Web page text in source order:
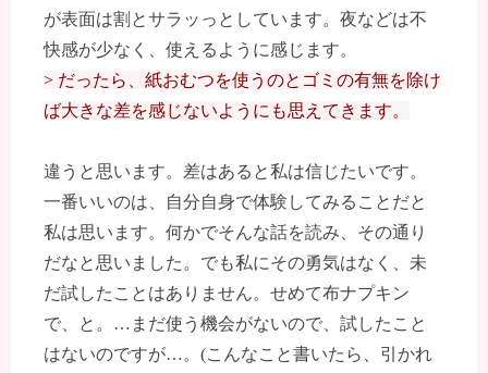
が表面は割とサラッっとしています。夜などは不
快感が少なく、使えるように感じます。
> だったら、紙おむつを使うのとゴミの有無を除け
ば大きな差を感じないようにも思えてきます。
違うと思います。差はあると私は信じたいです。
一番いいのは、自分自身で体験してみることだと
私は思います。何かでそんな話を読み、その通り
だなと思いました。でも私にその勇気はなく、未
だ試したことはありません。せめて布ナプキン
で、と。…まだ使う機会がないので、試したこと
はないのですが…。(こんなこと書いたら、引かれ